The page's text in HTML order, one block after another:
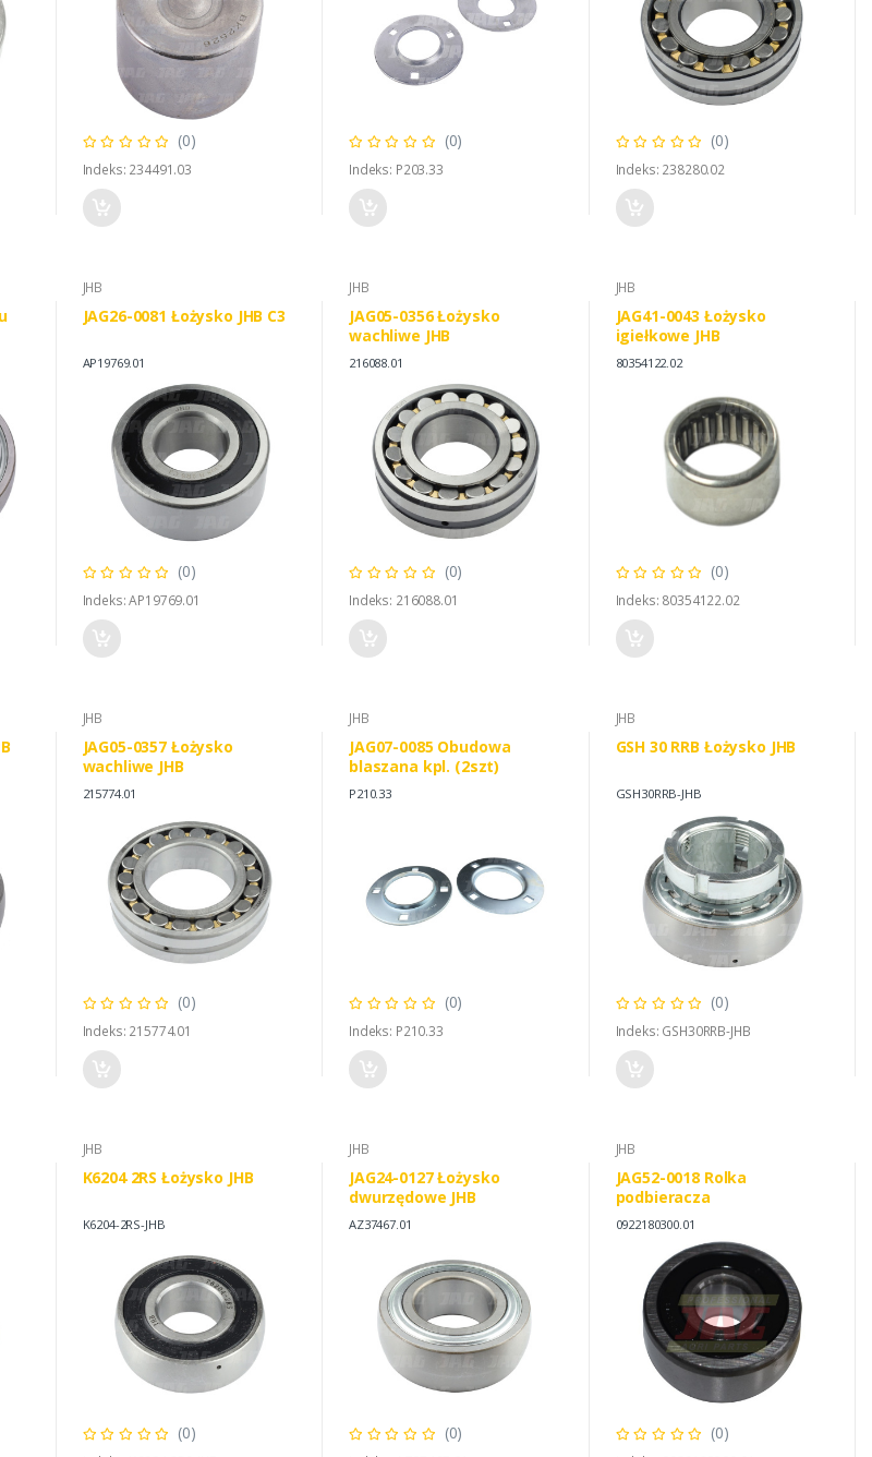
(0)
Indeks: 234491.03
(0)
Indeks: P203.33
(0)
Indeks: 238280.02
JHB
JAG26-0081 Łożysko JHB C3
AP19769.01
(0)
Indeks: AP19769.01
JHB
JAG05-0356 Łożysko
wachliwe JHB
216088.01
(0)
Indeks: 216088.01
JHB
JAG41-0043 Łożysko
igiełkowe JHB
80354122.02
(0)
Indeks: 80354122.02
JHB
JAG05-0357 Łożysko
wachliwe JHB
215774.01
(0)
Indeks: 215774.01
JHB
JAG07-0085 Obudowa
blaszana kpl. (2szt)
P210.33
(0)
Indeks: P210.33
JHB
GSH 30 RRB Łożysko JHB
GSH30RRB-JHB
(0)
Indeks: GSH30RRB-JHB
JHB
K6204 2RS Łożysko JHB
K6204-2RS-JHB
(0)
JHB
JAG24-0127 Łożysko
dwurzędowe JHB
AZ37467.01
(0)
JHB
JAG52-0018 Rolka
podbieracza
0922180300.01
(0)